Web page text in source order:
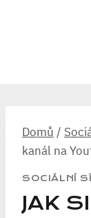
Domů /
kanál na
SOCIÁLNÍ
JAK